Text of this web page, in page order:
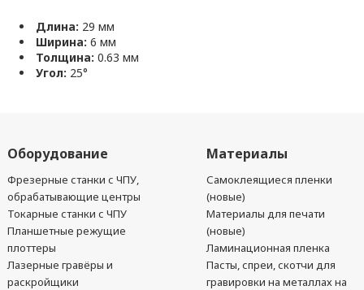
Длина: 29 мм
Ширина: 6 мм
Толщина: 0.63 мм
Угол: 25°
Оборудование
Фрезерные станки с ЧПУ,
обрабатывающие центры
Токарные станки с ЧПУ
Планшетные режущие
плоттеры
Лазерные гравёры и
раскройщики
Материалы
Самоклеящиеся пленки
(новые)
Материалы для печати
(новые)
Ламинационная пленка
Пасты, спреи, скотчи для
гравировки на металлах на